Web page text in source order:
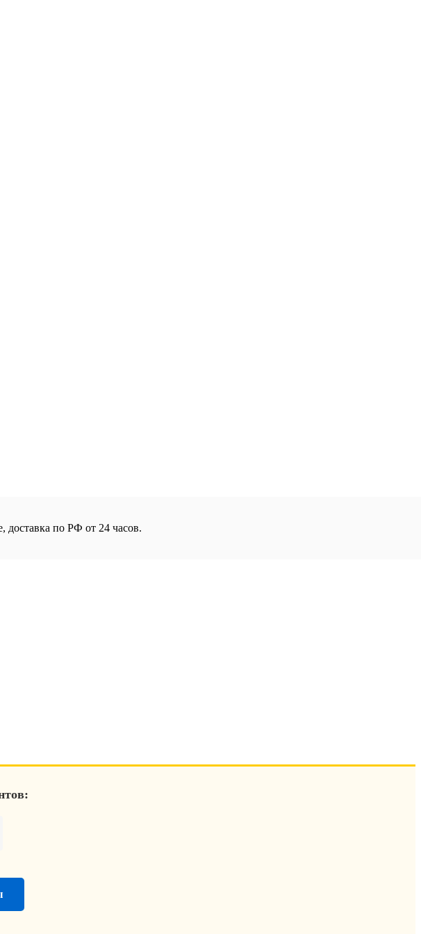
по РФ от 24 часов.